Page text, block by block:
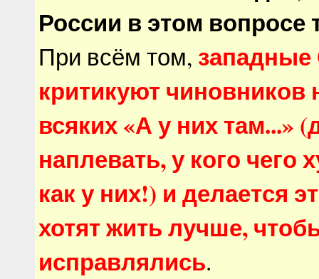
России в этом вопросе
При всём том,
критикуют чиновников
всяких «А у них там...»
наплевать, у кого чего
как у них!) и делается
хотят жить лучше,
исправлялись.